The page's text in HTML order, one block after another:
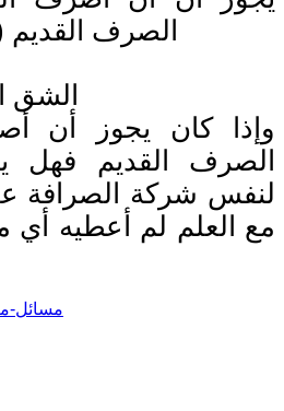
الصرف القديم
الشق
وإذا كان يجوز أن
الصرف القديم فهل
لنفس شركة الصرافة
مع العلم لم أعطيه أي
مسائل-